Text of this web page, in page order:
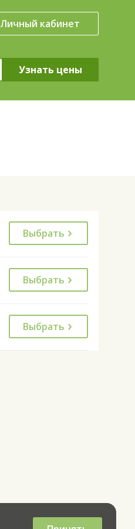
Личный кабинет
Выбрать
Выбрать
Выбрать